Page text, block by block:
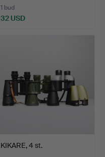
1 bud
32 USD
KIKARE, 4 st.